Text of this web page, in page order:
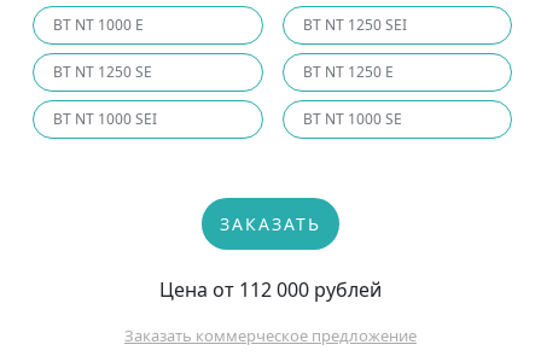
BT NT 1000 E BT NT 1250 SEI
BT NT 1250 SE BT NT 1250 E
BT NT 1000 SEI BT NT 1000 SE
ЗАКАЗАТЬ
Цена от 112 000 рублей
Заказать коммерческое предложение